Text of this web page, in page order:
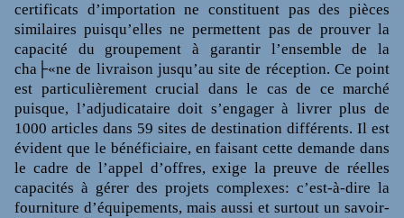
certificats d’importation ne constituent pas des pièces
similaires puisqu’elles ne permettent pas de prouver la
capacité du groupement à garantir l’ensemble de la
cha├«ne de livraison jusqu’au site de réception. Ce point
est particulièrement crucial dans le cas de ce marché
puisque, l’adjudicataire doit s’engager à livrer plus de
1000 articles dans 59 sites de destination différents. Il est
évident que le bénéficiaire, en faisant cette demande dans
le cadre de l’appel d’offres, exige la preuve de réelles
capacités à gérer des projets complexes: c’est-à-dire la
fourniture d’équipements, mais aussi et surtout un savoir-